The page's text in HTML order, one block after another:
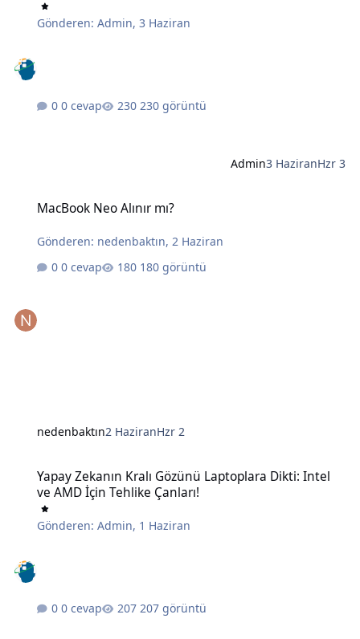
Gönderen:Admin,3 Haziran
0 cevap 230 görüntü
Admin3 HaziranHzr 3
MacBook Neo Alınır mı?
Gönderen: nedenbaktın,2 Haziran
0 cevap
180 görüntü
nedenbaktın2 HaziranHzr 2
Yapay Zekanın Kralı Gözünü Laptoplara Dikti: Intel
ve AMD İçin Tehlike Çanları!
Gönderen:Admin, 1 Haziran
0 cevap 207 görüntü